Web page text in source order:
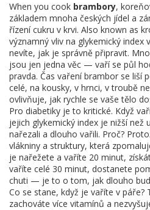
When you cook brambory,
základem mnoha českých jídel a
řízení cukru v krvi. Also known as
významný vliv na glykemický index
nevíte, jak je správně připravit.
jsou jen jedna věc — vaří se půl
pravda. Čas vaření brambor se liší
celé, na kousky, v hrnci, v troubě
ovlivňuje, jak rychle se vaše tělo
Pro diabetiky je to kritické. Když
jejich glykemický index je nižší než
nařezali a dlouho vařili. Proč?
vlákniny a struktury, která
je nařežete a vaříte 20 minut,
vaříte celé 30 minut, dostanete
chuti — je to o tom, jak dlouho
Co se stane, když je vaříte v páře?
zachováte více vitamínů a